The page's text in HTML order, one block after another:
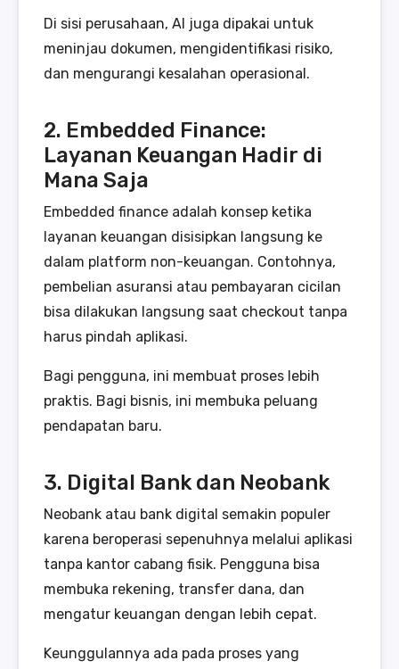
Di sisi perusahaan, AI juga dipakai untuk
meninjau dokumen, mengidentifikasi risiko,
dan mengurangi kesalahan operasional.
2. Embedded Finance:
Layanan Keuangan Hadir di
Mana Saja
Embedded finance adalah konsep ketika
layanan keuangan disisipkan langsung ke
dalam platform non-keuangan. Contohnya,
pembelian asuransi atau pembayaran cicilan
bisa dilakukan langsung saat checkout tanpa
harus pindah aplikasi.
Bagi pengguna, ini membuat proses lebih
praktis. Bagi bisnis, ini membuka peluang
pendapatan baru.
3. Digital Bank dan Neobank
Neobank atau bank digital semakin populer
karena beroperasi sepenuhnya melalui aplikasi
tanpa kantor cabang fisik. Pengguna bisa
membuka rekening, transfer dana, dan
mengatur keuangan dengan lebih cepat.
Keunggulannya ada pada proses yang